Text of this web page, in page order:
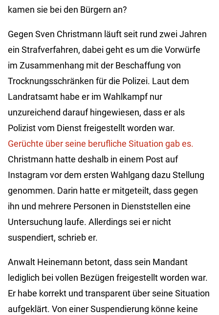
kamen sie bei den Bürgern an?
Gegen Sven Christmann läuft seit rund zwei Jahren
ein Strafverfahren, dabei geht es um die Vorwürfe
im Zusammenhang mit der Beschaffung von
Trocknungsschränken für die Polizei. Laut dem
Landratsamt habe er im Wahlkampf nur
unzureichend darauf hingewiesen, dass er als
Polizist vom Dienst freigestellt worden war.
Gerüchte über seine berufliche Situation gab es.
Christmann hatte deshalb in einem Post auf
Instagram vor dem ersten Wahlgang dazu Stellung
genommen. Darin hatte er mitgeteilt, dass gegen
ihn und mehrere Personen in Dienststellen eine
Untersuchung laufe. Allerdings sei er nicht
suspendiert, schrieb er.
Anwalt Heinemann betont, dass sein Mandant
lediglich bei vollen Bezügen freigestellt worden war.
Er habe korrekt und transparent über seine Situation
aufgeklärt. Von einer Suspendierung könne keine